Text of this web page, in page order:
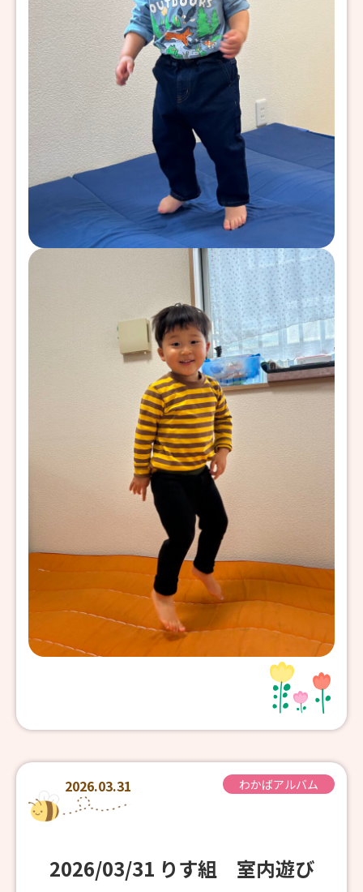
2026.03.31 わかばアルバム
2026/03/31 りす組 室内遊び